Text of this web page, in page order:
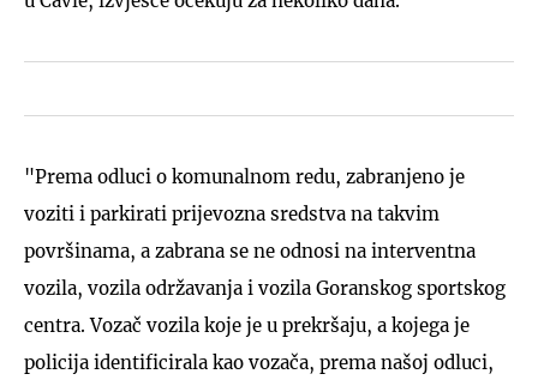
"Prema odluci o komunalnom redu, zabranjeno je
voziti i parkirati prijevozna sredstva na takvim
površinama, a zabrana se ne odnosi na interventna
vozila, vozila održavanja i vozila Goranskog sportskog
centra. Vozač vozila koje je u prekršaju, a kojega je
policija identificirala kao vozača, prema našoj odluci,